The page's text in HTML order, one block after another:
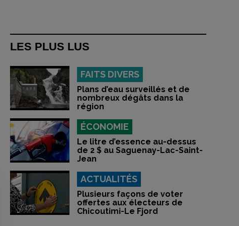
LES PLUS LUS
FAITS DIVERS
Plans d’eau surveillés et de
nombreux dégâts dans la
région
ÉCONOMIE
Le litre d’essence au-dessus
de 2 $ au Saguenay-Lac-Saint-
Jean
ACTUALITÉS
Plusieurs façons de voter
offertes aux électeurs de
Chicoutimi-Le Fjord